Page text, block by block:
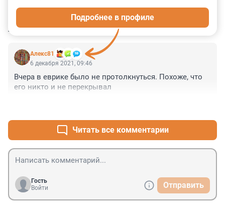
КОММЕНТАРИИ 1
Алекс81
Подробнее в профиле
6 декабря 2021, 09:46
Вчера в еврике было не протолкнуться. Похоже, что
его никто и не перекрывал
Читать все комментарии
Гость
Войти
Отправить